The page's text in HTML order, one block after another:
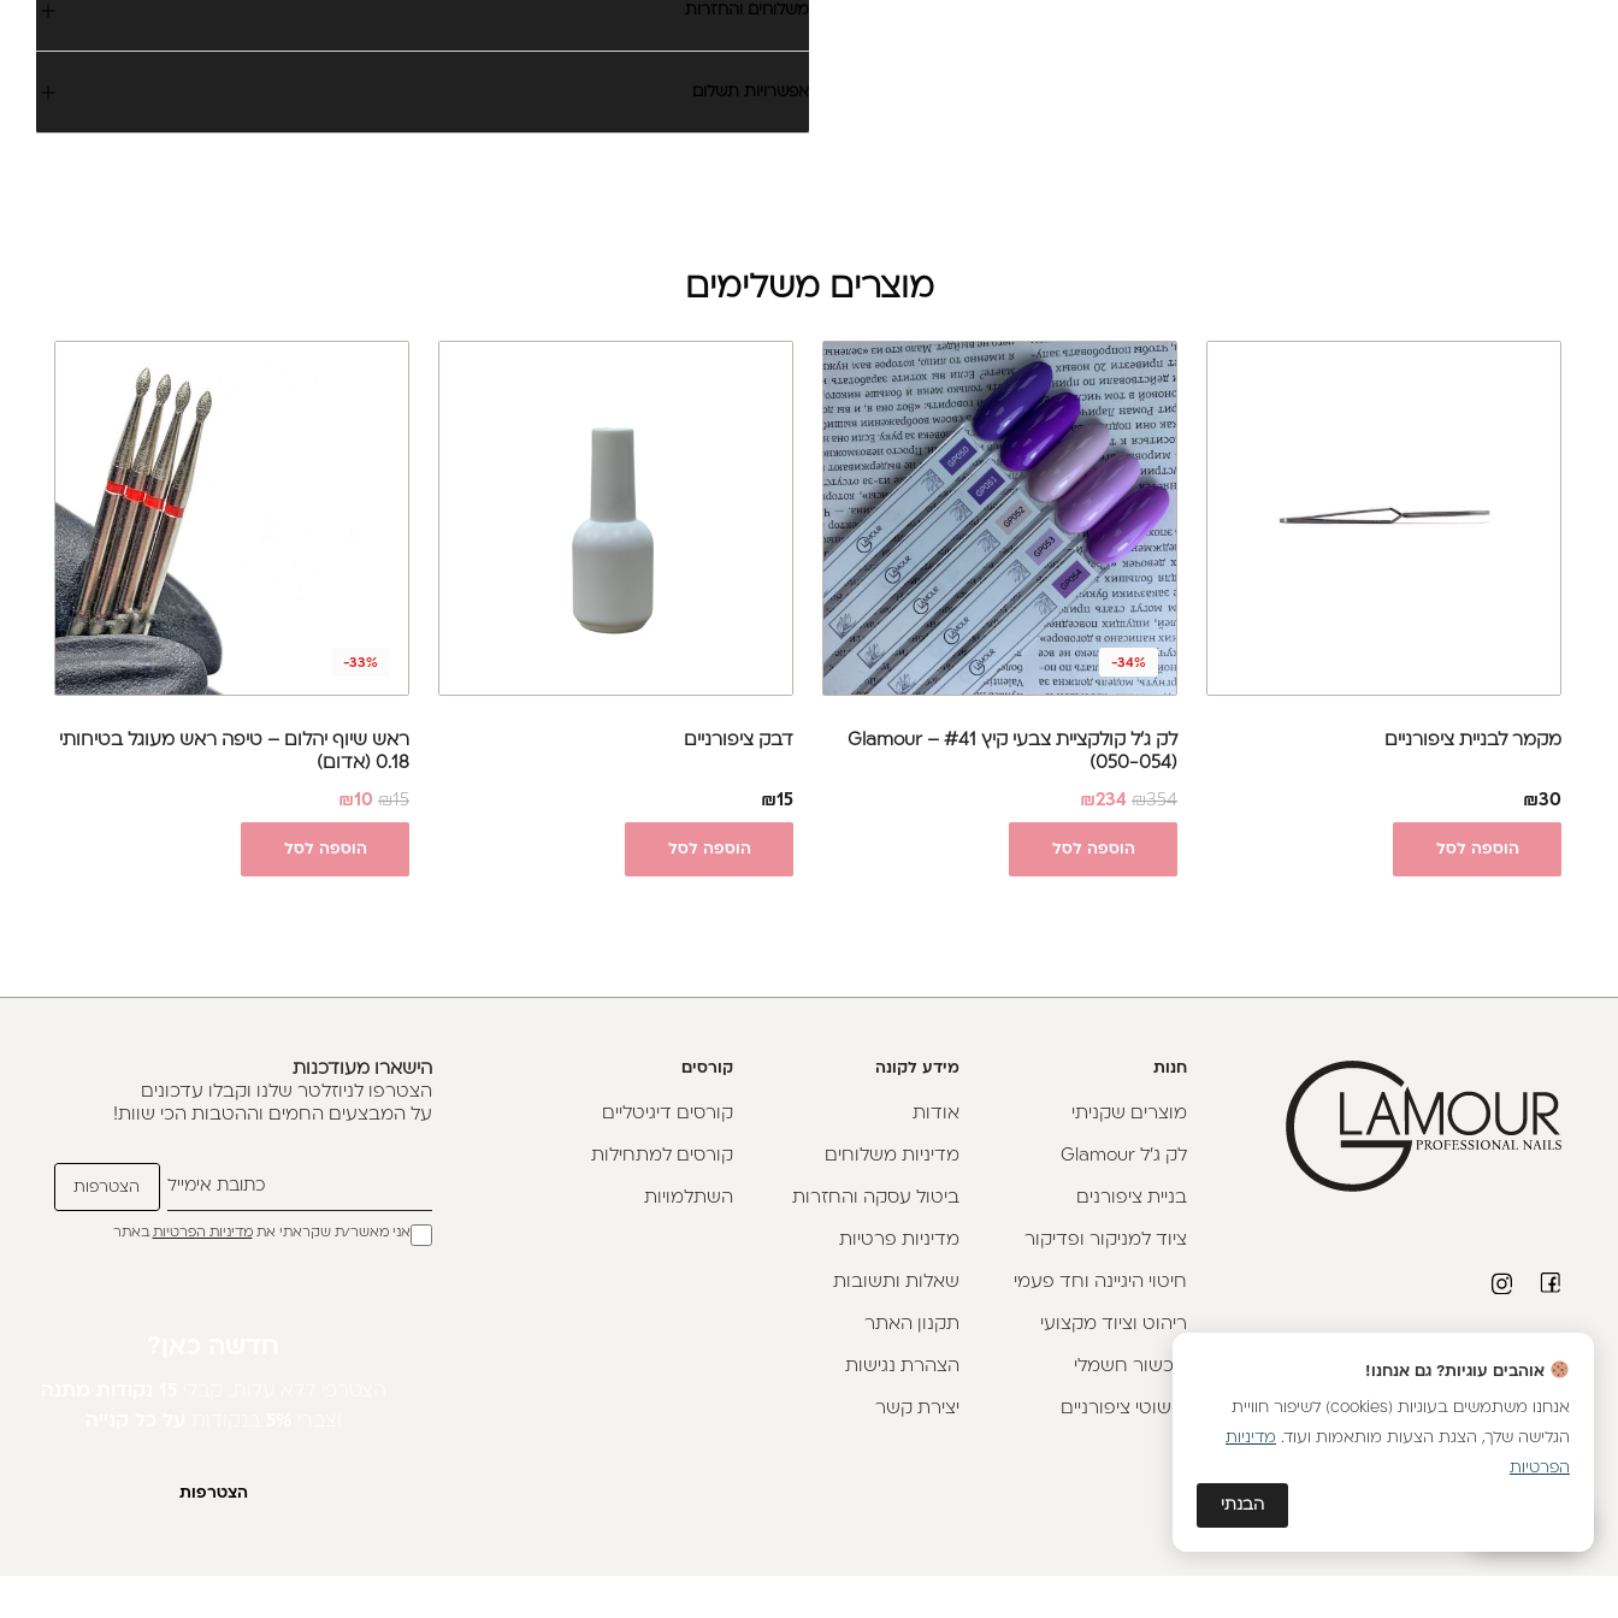
משלוחים והחזרות
אפשרויות תשלום
מוצרים משלימים
מקמר לבניית ציפורניים
₪30
הוספה לסל
-34%
לק ג'ל קולקציית צבעי קיץ #41 – Glamour
(050-054)
₪354
₪234
הוספה לסל
דבק ציפורניים
₪15
הוספה לסל
-33%
ראש שיוף יהלום – טיפה ראש מעוגל בטיחותי
0.18 (אדום)
₪15
₪10
הוספה לסל
וואטסאפ
054-8887576
|וואטסאפ
חנות
מוצרים שקניתי
לק ג'ל Glamour
בניית ציפורנים
ציוד למניקור ופדיקור
חיטוי היגיינה וחד פעמי
ריהוט וציוד מקצועי
מכשור חשמלי
קישוטי ציפורניים
מידע לקונה
אודות
מדיניות משלוחים
ביטול עסקה והחזרות
מדיניות פרטיות
שאלות ותשובות
תקנון האתר
הצהרת נגישות
יצירת קשר
קורסים
קורסים דיגיטליים
קורסים למתחילות
השתלמויות
הישארו מעודכנות
הצטרפו לניוזלטר שלנו וקבלו עדכונים
על המבצעים החמים וההטבות הכי שוות!
אני מאשר/ת שקראתי אתמדיניות הפרטיותבאתר
הצטרפות
אוהבים עוגיות? גם אנחנו!
אנחנו משתמשים בעוגיות (cookies) לשיפור חוויית
הגלישה שלך, הצגת הצעות מותאמות ועוד. מדיניות
הפרטיות
הבנתי